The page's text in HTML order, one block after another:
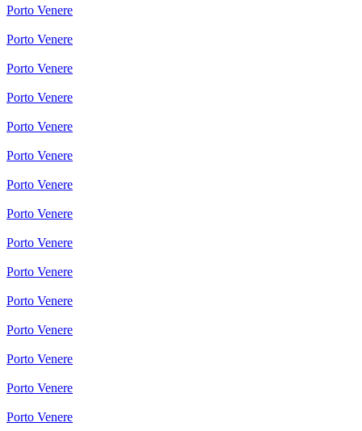
Porto Venere
Porto Venere
Porto Venere
Porto Venere
Porto Venere
Porto Venere
Porto Venere
Porto Venere
Porto Venere
Porto Venere
Porto Venere
Porto Venere
Porto Venere
Porto Venere
Porto Venere